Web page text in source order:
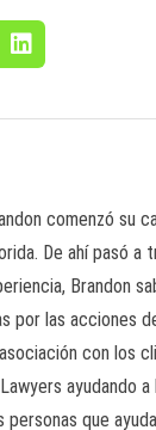
comenzó su
De ahí pasó
Brandon
por las acciones
con los
ayudando
que